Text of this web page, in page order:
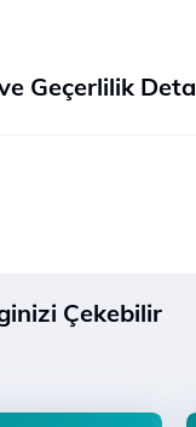
Geçerlilik
Çekebilir